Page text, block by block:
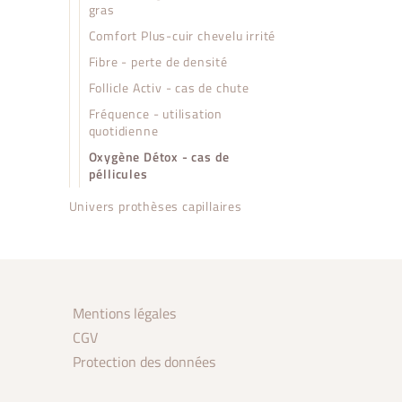
gras
Comfort Plus-cuir chevelu irrité
Fibre - perte de densité
Follicle Activ - cas de chute
Fréquence - utilisation
quotidienne
Oxygène Détox - cas de
péllicules
Univers prothèses capillaires
Mentions légales
CGV
Protection des données